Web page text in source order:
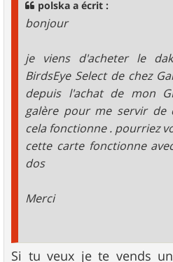
polska a écrit :
bonjour
je viens d'acheter le
BirdsEye Select de chez
depuis l'achat de mon
galère pour me servir de
cela fonctionne . pourriez
cette carte fonctionne
dos
Merci
Si tu veux je te vends